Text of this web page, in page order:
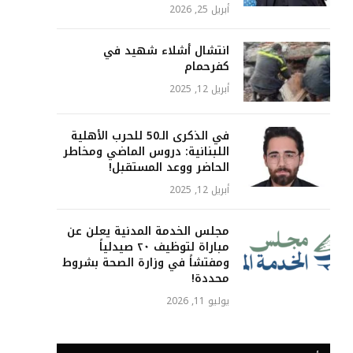
أبريل 25, 2026
انتشال أشلاء شهيد في
كفرحمام
أبريل 12, 2025
في الذكرى الـ50 للحرب الأهلية
اللبنانية: دروس الماضي ومخاطر
الحاضر ووعد المستقبل!
أبريل 12, 2025
مجلس الخدمة المدنية يعلن عن
مباراة لتوظيف ٢٠ صيدلياً
ومفتشاً في وزارة الصحة بشروط
محددة!
يوليو 11, 2026